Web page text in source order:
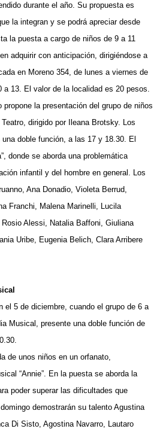
durante el año. Su propuesta es
la integran y se podrá apreciar desde
la puesta a cargo de niños de 9 a 11
adquirir con anticipación, dirigiéndose a
en Moreno 354, de lunes a viernes de
a 13. El valor de la localidad es 20 pesos.
propone la presentación del grupo de niños
dirigido por Ileana Brotsky. Los
doble función, a las 17 y 18.30. El
donde se aborda una problemática
infantil y del hombre en general. Los
Ana Donadio, Violeta Berrud,
Franchi, Malena Marinelli, Lucila
Alessi, Natalia Baffoni, Giuliana
Uribe, Eugenia Belich, Clara Arribere
el 5 de diciembre, cuando el grupo de 6 a
Musical, presente una doble función de
de unos niños en un orfanato,
“Annie”. En la puesta se aborda la
poder superar las dificultades que
demostrarán su talento Agustina
Di Sisto, Agostina Navarro, Lautaro